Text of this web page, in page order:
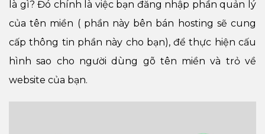
là gì? Đó chính là việc bạn đăng nhập phần quản lý
của tên miền ( phần này bên bán hosting sẽ cung
cấp thông tin phần này cho bạn), để thực hiện cấu
hình sao cho người dùng gõ tên miền và trỏ về
website của bạn.